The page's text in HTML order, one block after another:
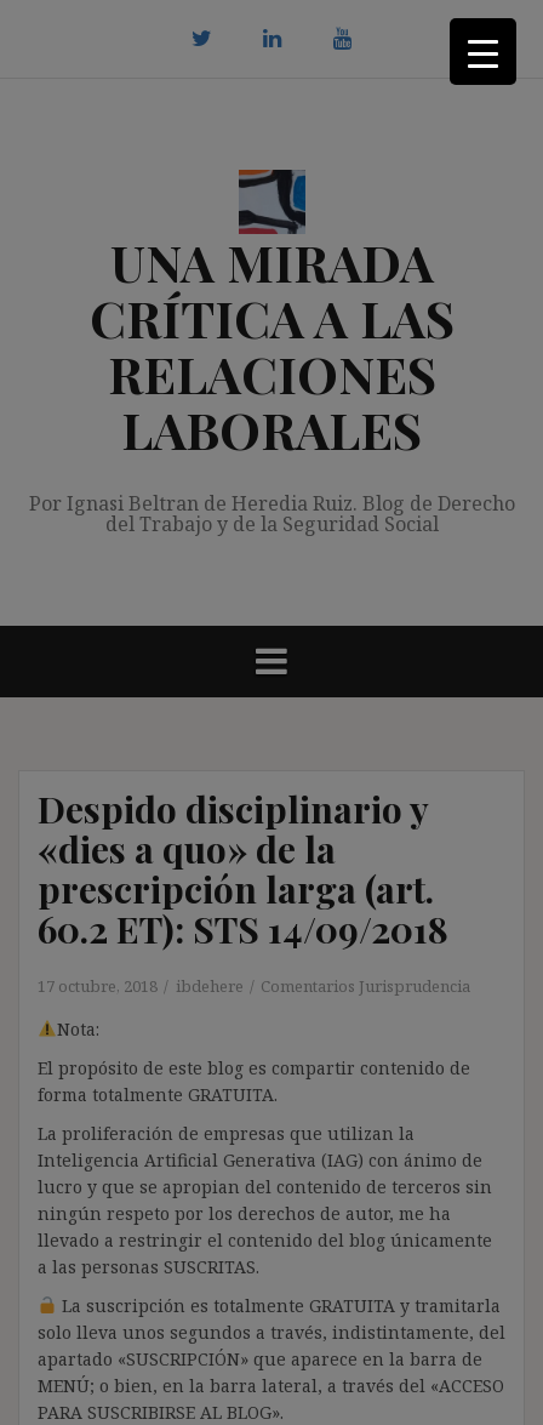
UNA MIRADA
CRÍTICA A LAS
RELACIONES
LABORALES
Por Ignasi Beltran de Heredia Ruiz. Blog de Derecho
del Trabajo y de la Seguridad Social
Despido disciplinario y
«dies a quo» de la
prescripción larga (art.
60.2 ET): STS 14/09/2018
17 octubre, 2018 ibdehere Comentarios Jurisprudencia
Nota:
El propósito de este blog es compartir contenido de
forma totalmente GRATUITA.
La proliferación de empresas que utilizan la
Inteligencia Artificial Generativa (IAG) con ánimo de
lucro y que se apropian del contenido de terceros sin
ningún respeto por los derechos de autor, me ha
llevado a restringir el contenido del blog únicamente
a las personas SUSCRITAS.
La suscripción es totalmente GRATUITA y tramitarla
solo lleva unos segundos a través, indistintamente, del
apartado «SUSCRIPCIÓN» que aparece en la barra de
MENÚ; o bien, en la barra lateral, a través del «ACCESO
PARA SUSCRIBIRSE AL BLOG».